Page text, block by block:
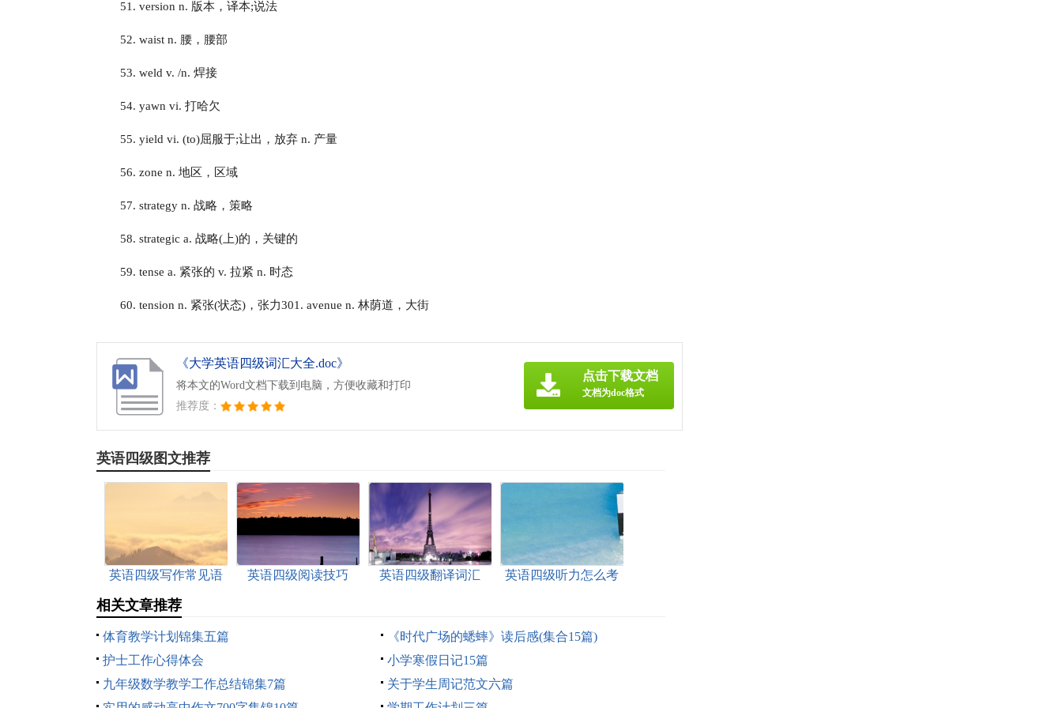
51. version n. 版本，译本;说法
52. waist n. 腰，腰部
53. weld v. /n. 焊接
54. yawn vi. 打哈欠
55. yield vi. (to)屈服于;让出，放弃 n. 产量
56. zone n. 地区，区域
57. strategy n. 战略，策略
58. strategic a. 战略(上)的，关键的
59. tense a. 紧张的 v. 拉紧 n. 时态
60. tension n. 紧张(状态)，张力301. avenue n. 林荫道，大街
《大学英语四级词汇大全.doc》
将本文的Word文档下载到电脑，方便收藏和打印
推荐度：
点击下载文档
文档为doc格式
英语四级图文推荐
英语四级写作常见语
英语四级阅读技巧 英语四级翻译词汇 英语四级听力怎么考
相关文章推荐
体育教学计划锦集五篇
《时代广场的蟋蟀》读后感(集合15篇)
护士工作心得体会
小学寒假日记15篇
九年级数学教学工作总结锦集7篇
关于学生周记范文六篇